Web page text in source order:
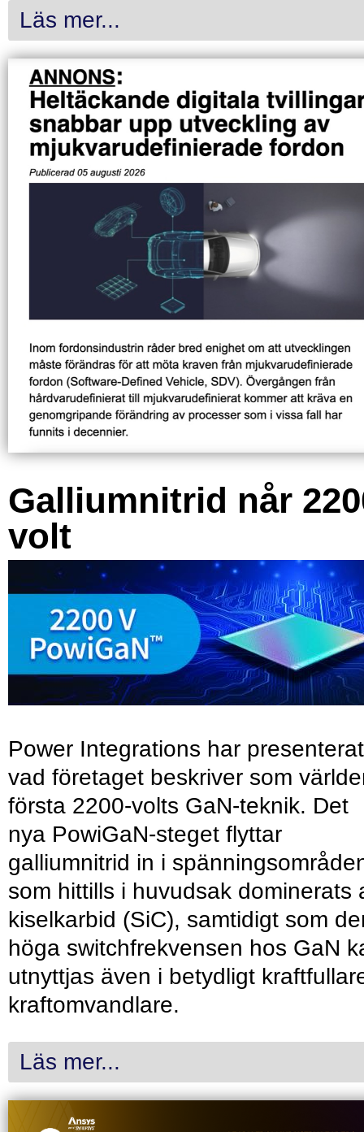
Läs mer...
Galliumnitrid når
volt
Power Integrations har presenterat
vad företaget beskriver som
första 2200-volts GaN-teknik. Det
nya PowiGaN-steget flyttar
galliumnitrid in i
som hittills i huvudsak dominerats
kiselkarbid (SiC), samtidigt som
höga switchfrekvensen hos GaN
utnyttjas även i betydligt
kraftomvandlare.
Läs mer...